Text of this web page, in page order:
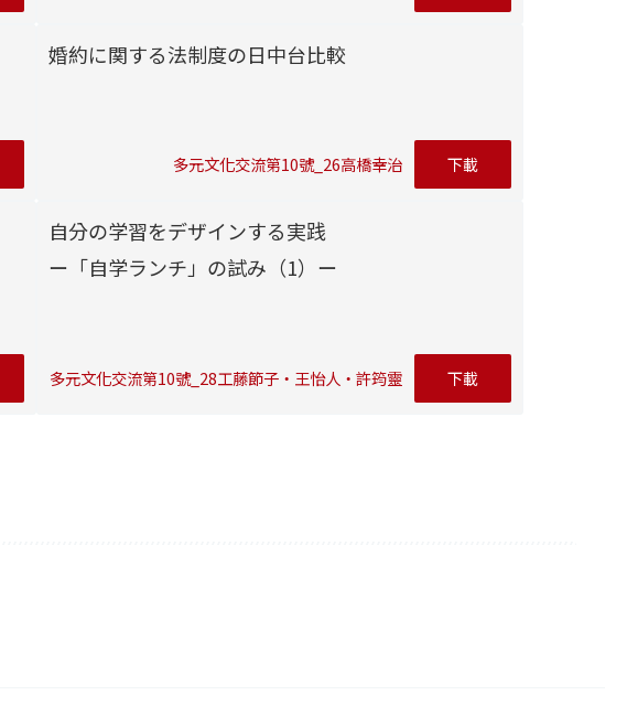
婚約に関する法制度の日中台比較
多元文化交流第10號_26高橋幸治 下載
自分の学習をデザインする実践
ー「自学ランチ」の試み（1）ー
多元文化交流第10號_28工藤節子・王怡人・許筠靈 下載